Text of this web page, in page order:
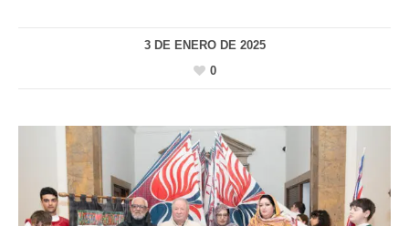
3 DE ENERO DE 2025
0